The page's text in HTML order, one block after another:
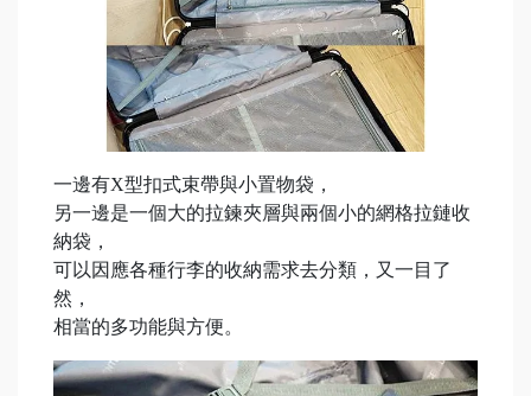
一邊有X型扣式束帶與小置物袋，
另一邊是一個大的拉鍊夾層與兩個小的網格拉鏈收
納袋，
可以因應各種行李的收納需求去分類，又一目了
然，
相當的多功能與方便。